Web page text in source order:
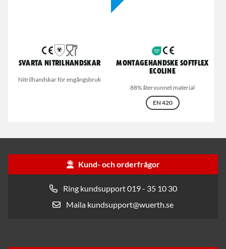
Svarta nitrilhandskar
Nitrilhandskar för engångsbruk
Montagehandske Softflex
Ecoline
88% återvunnet material
EN 420
Kund- och orderfrågor
Ring kundsupport 019 - 35 10 30
Maila kundsupport@wuerth.se